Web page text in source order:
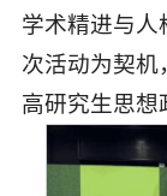
学术精进与人
次活动为契机
高研究生思想